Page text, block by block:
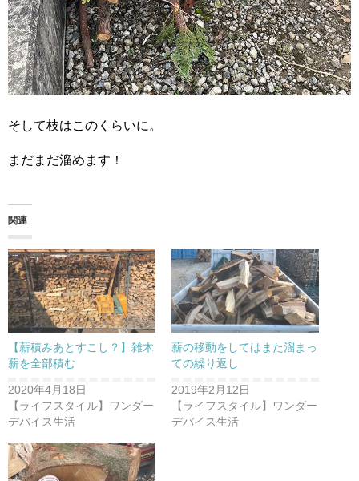
そして枝はこのくらいに。
まだまだ溜めます！
関連
【薪積みあとすこし？】雑木
薪を全部積む
2020年4月18日
【ライフスタイル】ワンダー
デバイス生活
薪の移動をしてはまた溜まっ
ての繰り返し
2019年2月12日
【ライフスタイル】ワンダー
デバイス生活